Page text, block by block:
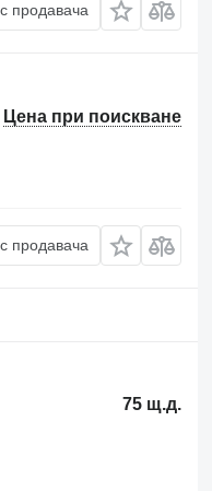
продавача
Цена при поискване
продавача
75 щ.д.